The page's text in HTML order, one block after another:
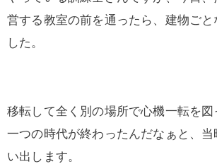
営する教室の前を通ったら、建物ごと
した。
移転して全く別の場所で心機一転を図
一つの時代が終わったんだなぁと、
い出します。